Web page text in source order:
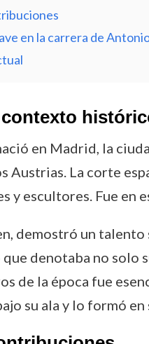
en la carrera de
en Madrid, la
Austrias. La corte
y escultores. Fue en
demostró un
denotaba no solo
de la época fue
su ala y lo formó en